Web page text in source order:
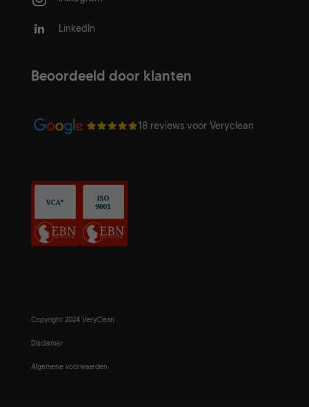
LinkedIn
Beoordeeld door klanten
18 reviews voor Veryclean
Copyright 2024 VeryClean
Disclaimer
Algemene voorwaarden